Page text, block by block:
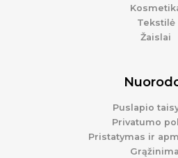
Tekstilė
Žaislai
Puslapio
Privatumo
Pristatymas ir